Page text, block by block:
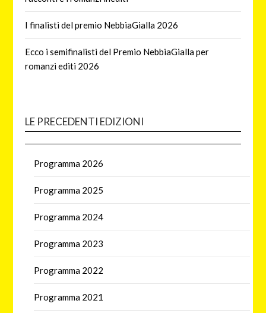
I finalisti del premio NebbiaGialla 2026
Ecco i semifinalisti del Premio NebbiaGialla per
romanzi editi 2026
LE PRECEDENTI EDIZIONI
Programma 2026
Programma 2025
Programma 2024
Programma 2023
Programma 2022
Programma 2021